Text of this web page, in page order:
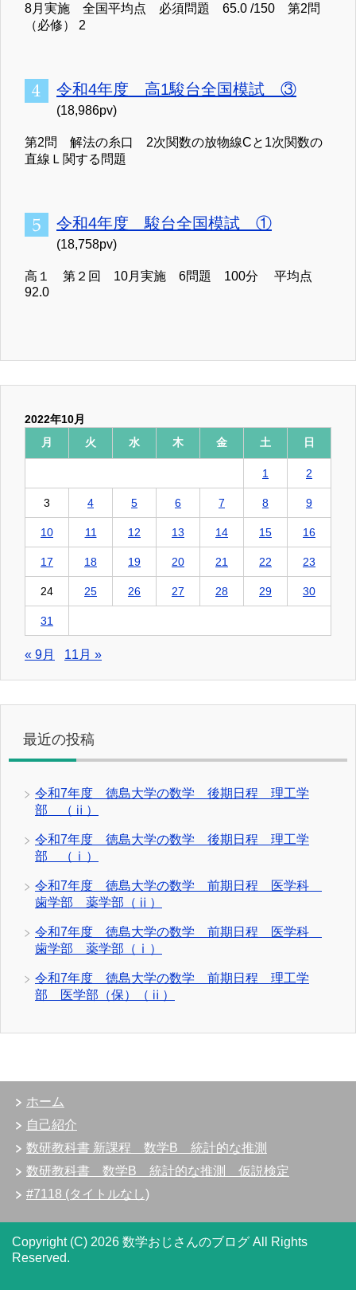
8月実施 全国平均点 必須問題 65.0 /150 第2問
（必修） 2
令和4年度 高1駿台全国模試 ③
(18,986pv)
第2問 解法の糸口 2次関数の放物線Cと1次関数の
直線Ｌ関する問題
令和4年度 駿台全国模試 ①
(18,758pv)
高１ 第２回 10月実施 6問題 100分 平均点
92.0
2022年10月
月
火 水 木 金 土 日
1 2
3 4 5 6 7 8 9
10 11 12 13 14 15 16
17 18 19 20 21 22 23
24 25 26 27 28 29 30
31
« 9月 11月 »
最近の投稿
令和7年度 徳島大学の数学 後期日程 理工学
部 （ⅱ）
令和7年度 徳島大学の数学 後期日程 理工学
部 （ⅰ）
令和7年度 徳島大学の数学 前期日程 医学科
歯学部 薬学部（ⅱ）
令和7年度 徳島大学の数学 前期日程 医学科
歯学部 薬学部（ⅰ）
令和7年度 徳島大学の数学 前期日程 理工学
部 医学部（保）（ⅱ）
ホーム
自己紹介
数研教科書 新課程 数学B 統計的な推測
数研教科書 数学B 統計的な推測 仮説検定
#7118 (タイトルなし)
Copyright (C) 2026 数学おじさんのブログ All Rights
Reserved.